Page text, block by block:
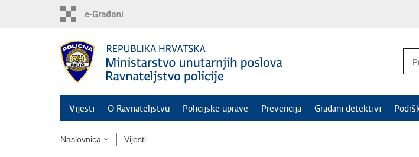
Vijesti O Ravnateljstvu Policijske uprave Prevencija Građani detektivi
Naslovnica Vijesti